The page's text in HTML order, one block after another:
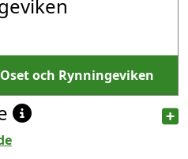
och Rynningeviken